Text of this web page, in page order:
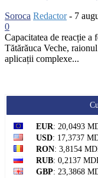
Soroca Redactor - 7
0
Capacitatea de reacție
Tătărăuca Veche,
aplicații complexe...
EUR: 20,0493
USD: 17,3737
RON: 3,8154
RUB: 0,2137
GBP: 23,3868